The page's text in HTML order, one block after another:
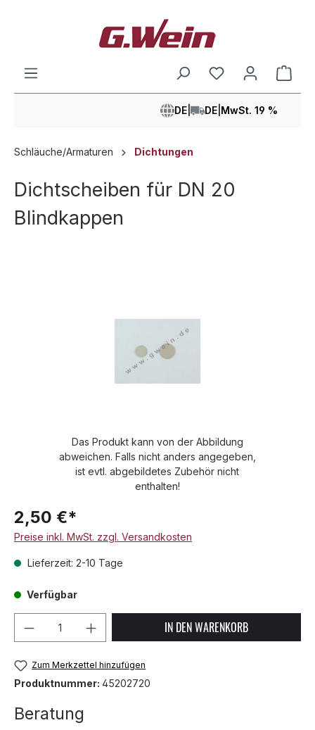
DE DE MwSt. 19 %
Schläuche/Armaturen Dichtungen
Dichtscheiben für DN 20
Blindkappen
Das Produkt kann von der Abbildung
abweichen. Falls nicht anders angegeben,
ist evtl. abgebildetes Zubehör nicht
enthalten!
2,50 €*
Preise inkl. MwSt. zzgl. Versandkosten
Lieferzeit: 2-10 Tage
Verfügbar
Produkt Anzahl: Gib denIN DEN WARENKORB
Zum Merkzettel hinzufügen
Produktnummer: 45202720
Beratung